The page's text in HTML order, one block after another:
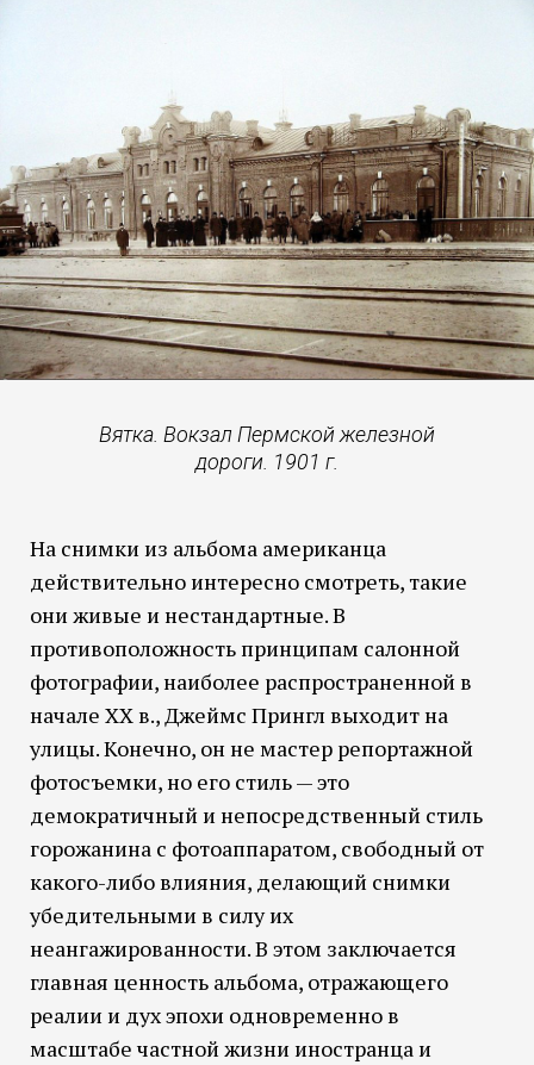
Вятка. Вокзал Пермской железной
дороги. 1901 г.
На снимки из альбома американца
действительно интересно смотреть, такие
они живые и нестандартные. В
противоположность принципам салонной
фотографии, наиболее распространенной в
начале ХХ в., Джеймс Прингл выходит на
улицы. Конечно, он не мастер репортажной
фотосъемки, но его стиль — это
демократичный и непосредственный стиль
горожанина с фотоаппаратом, свободный от
какого-либо влияния, делающий снимки
убедительными в силу их
неангажированности. В этом заключается
главная ценность альбома, отражающего
реалии и дух эпохи одновременно в
масштабе частной жизни иностранца и